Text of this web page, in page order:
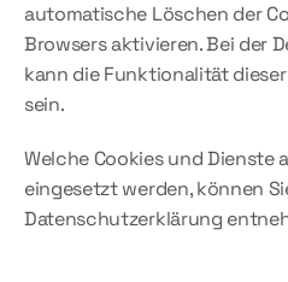
automatische Löschen der
Browsers aktivieren. Bei der
kann die Funktionalität
sein.
Welche Cookies und Dienste
eingesetzt werden, können
Datenschutzerklärung